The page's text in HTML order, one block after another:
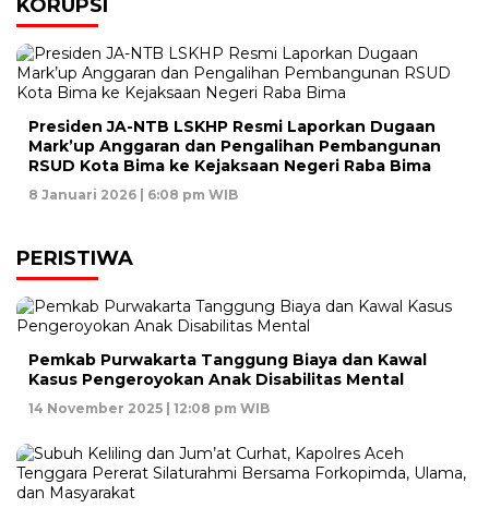
KORUPSI
Presiden JA-NTB LSKHP Resmi Laporkan Dugaan
Mark’up Anggaran dan Pengalihan Pembangunan
RSUD Kota Bima ke Kejaksaan Negeri Raba Bima
8 Januari 2026 | 6:08 pm WIB
PERISTIWA
Pemkab Purwakarta Tanggung Biaya dan Kawal
Kasus Pengeroyokan Anak Disabilitas Mental
14 November 2025 | 12:08 pm WIB